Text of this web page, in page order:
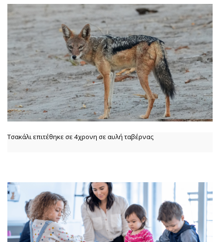
Τσακάλι επιτέθηκε σε 4χρονη σε αυλή ταβέρνας